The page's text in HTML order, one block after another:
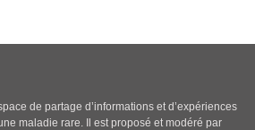
de partage d’informations et d’expériences
maladie rare. Il est proposé et modéré par